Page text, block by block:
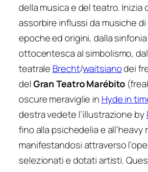
della musica e del teatro. Inizia
assorbire influssi da musiche
epoche ed origini, dalla sinfonia
ottocentesca al simbolismo,
teatrale Brecht/waitsianodei
delGran Teatro Marébito
oscure meraviglie in Hyde in
destra vedete l’illustrazione by
fino alla psichedelia e all’heavy
manifestandosi attraverso
selezionati e dotati artisti.